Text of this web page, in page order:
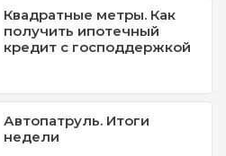
Квадратные метры. Как
получить ипотечный
кредит с господдержкой
Автопатруль. Итоги
недели